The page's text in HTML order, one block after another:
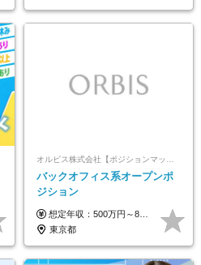
オルビス株式会社【ポジションマッチ登録】
バックオフィス系オープンポ
ジション
想定年収：500万円～800万円 ※ご経験やスキルに応じて決定します。 ※上記想定年収はあくまでも目安の金額であり、 選考を通じて上下する可能性があります。
東京都